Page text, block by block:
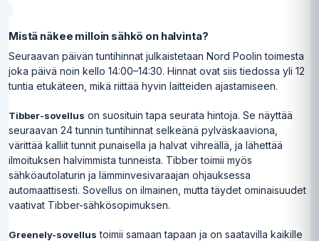
Mistä näkee milloin sähkö on halvinta?
Seuraavan päivän tuntihinnat julkaistetaan Nord Poolin toimesta
joka päivä noin kello 14:00–14:30. Hinnat ovat siis tiedossa yli 12
tuntia etukäteen, mikä riittää hyvin laitteiden ajastamiseen.
Tibber-sovellus on suosituin tapa seurata hintoja. Se näyttää
seuraavan 24 tunnin tuntihinnat selkeänä pylväskaaviona,
värittää kalliit tunnit punaisella ja halvat vihreällä, ja lähettää
ilmoituksen halvimmista tunneista. Tibber toimii myös
sähköautolaturin ja lämminvesivaraajan ohjauksessa
automaattisesti. Sovellus on ilmainen, mutta täydet ominaisuudet
vaativat Tibber-sähkösopimuksen.
Greenely-sovellus toimii samaan tapaan ja on saatavilla kaikille